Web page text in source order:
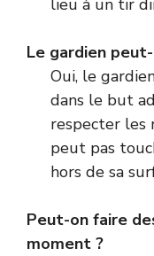
lieu à un tir
Le gardien
Oui, le
dans le but
respecter les
peut pas
hors de sa
Peut-on faire
moment ?